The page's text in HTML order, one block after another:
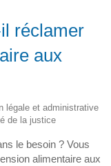
réclamer
aux
légale et administrative
de la justice
le besoin ? Vous
alimentaire aux